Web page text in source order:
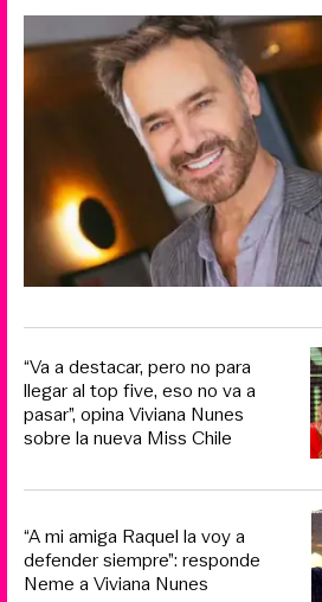
“Va a destacar, pero no para
llegar al top five, eso no va a
pasar”, opina Viviana Nunes
sobre la nueva Miss Chile
“A mi amiga Raquel la voy a
defender siempre”: responde
Neme a Viviana Nunes